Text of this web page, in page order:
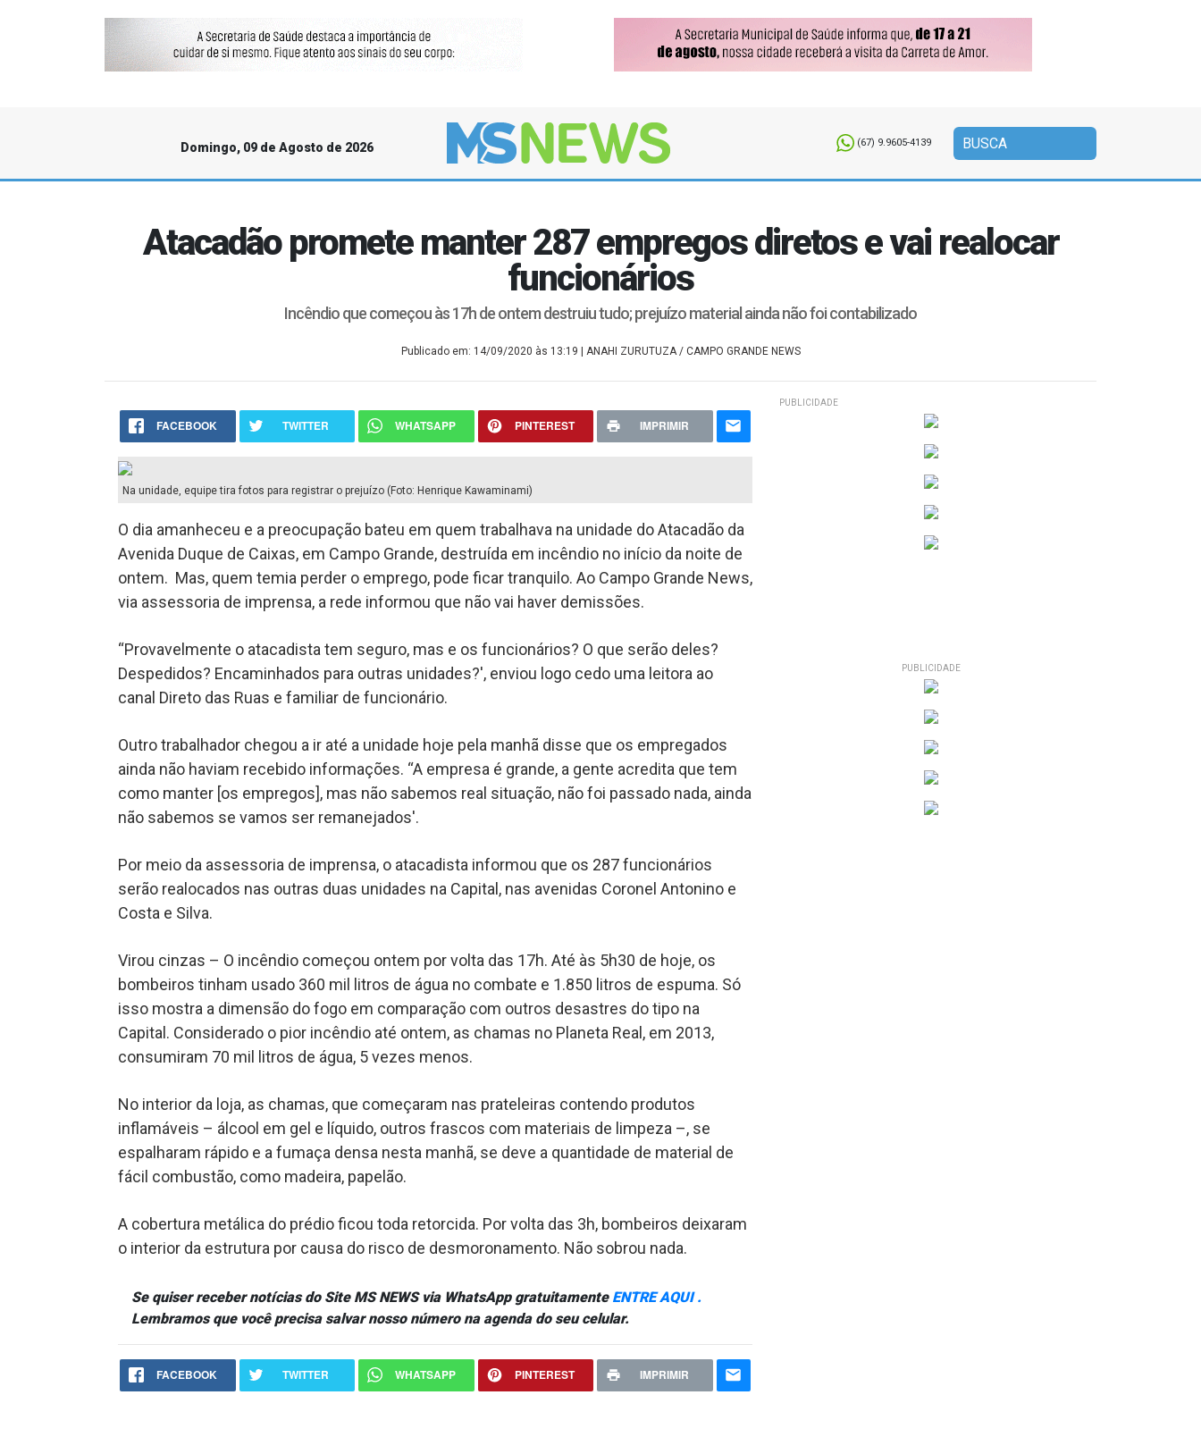
Domingo, 09 de Agosto de 2026 (67) 9.9605-4139
Atacadão promete manter 287 empregos diretos e vai realocar
funcionários
Incêndio que começou às 17h de ontem destruiu tudo; prejuízo material ainda não foi contabilizado
Publicado em: 14/09/2020 às 13:19 | ANAHI ZURUTUZA / CAMPO GRANDE NEWS
FACEBOOK TWITTER WHATSAPP PINTEREST IMPRIMIR
Na unidade, equipe tira fotos para registrar o prejuízo (Foto: Henrique Kawaminami)
O dia amanheceu e a preocupação bateu em quem trabalhava na unidade do Atacadão da
Avenida Duque de Caixas, em Campo Grande, destruída em incêndio no início da noite de
ontem. Mas, quem temia perder o emprego, pode ficar tranquilo. Ao Campo Grande News,
via assessoria de imprensa, a rede informou que não vai haver demissões.
“Provavelmente o atacadista tem seguro, mas e os funcionários? O que serão deles?
Despedidos? Encaminhados para outras unidades?', enviou logo cedo uma leitora ao
canal Direto das Ruas e familiar de funcionário.
Outro trabalhador chegou a ir até a unidade hoje pela manhã disse que os empregados
ainda não haviam recebido informações. “A empresa é grande, a gente acredita que tem
como manter [os empregos], mas não sabemos real situação, não foi passado nada, ainda
não sabemos se vamos ser remanejados'.
Por meio da assessoria de imprensa, o atacadista informou que os 287 funcionários
serão realocados nas outras duas unidades na Capital, nas avenidas Coronel Antonino e
Costa e Silva.
Virou cinzas – O incêndio começou ontem por volta das 17h. Até às 5h30 de hoje, os
bombeiros tinham usado 360 mil litros de água no combate e 1.850 litros de espuma. Só
isso mostra a dimensão do fogo em comparação com outros desastres do tipo na
Capital. Considerado o pior incêndio até ontem, as chamas no Planeta Real, em 2013,
consumiram 70 mil litros de água, 5 vezes menos.
No interior da loja, as chamas, que começaram nas prateleiras contendo produtos
inflamáveis – álcool em gel e líquido, outros frascos com materiais de limpeza –, se
espalharam rápido e a fumaça densa nesta manhã, se deve a quantidade de material de
fácil combustão, como madeira, papelão.
A cobertura metálica do prédio ficou toda retorcida. Por volta das 3h, bombeiros deixaram
o interior da estrutura por causa do risco de desmoronamento. Não sobrou nada.
Se quiser receber notícias do Site MS NEWS via WhatsApp gratuitamente ENTRE AQUI .
Lembramos que você precisa salvar nosso número na agenda do seu celular.
FACEBOOK TWITTER WHATSAPP PINTEREST IMPRIMIR
PUBLICIDADE
PUBLICIDADE